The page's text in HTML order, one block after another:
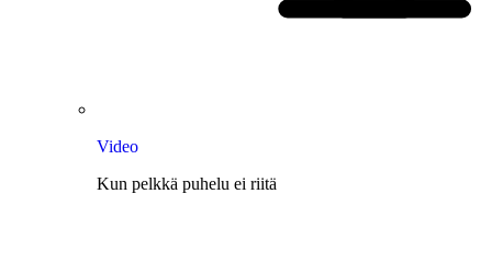
Video
Kun pelkkä puhelu ei riitä